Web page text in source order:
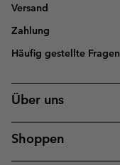
Versand
Zahlung
Häufig gestellte Fragen
Über uns
Shoppen